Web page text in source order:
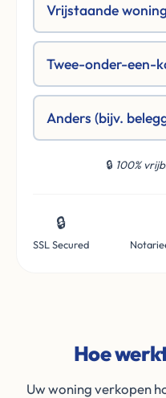
Vrijstaande
Twee-onder-een-
Anders (bijv.
🔒 100%
🔒
SSL Secured
Hoe
Uw woning verkopen